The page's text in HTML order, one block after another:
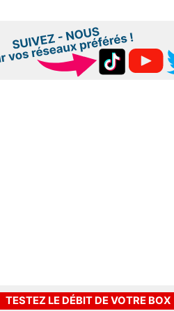
TESTEZ LE DÉBIT DE VOTRE BOX